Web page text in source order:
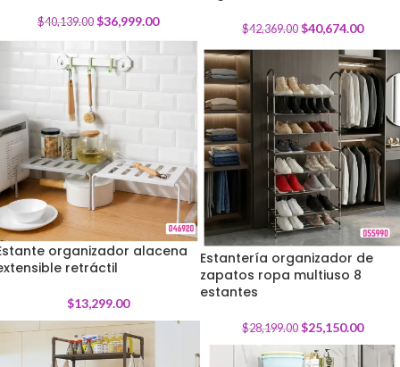
$40,139.00 $36,999.00
$42,369.00 $40,674.00
organizador alacena
retráctil
$13,299.00
-11%
Estantería organizador de
zapatos ropa multiuso 8
estantes
$28,199.00 $25,150.00